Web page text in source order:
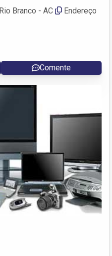
Branco - AC
Endereço
Comente